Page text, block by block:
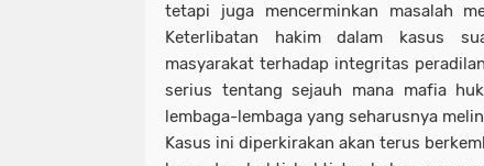
tetapi juga mencerminkan masalah
Keterlibatan hakim dalam kasus
masyarakat terhadap integritas
serius tentang sejauh mana mafia
lembaga-lembaga yang seharusnya
Kasus ini diperkirakan akan terus